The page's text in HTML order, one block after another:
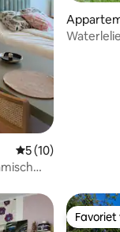
Gemiddelde
5 (10)